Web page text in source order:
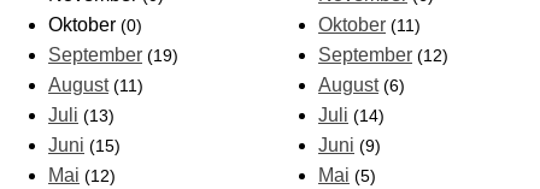
Oktober (0)
September (19)
August (11)
Juli (13)
Juni (15)
Mai (12)
Oktober (11)
September (12)
August (6)
Juli (14)
Juni (9)
Mai (5)